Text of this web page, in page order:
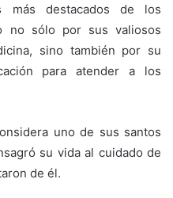
más destacados de los
no sólo por sus valiosos
sino también por su
para atender a los
uno de sus santos
su vida al cuidado de
de él.